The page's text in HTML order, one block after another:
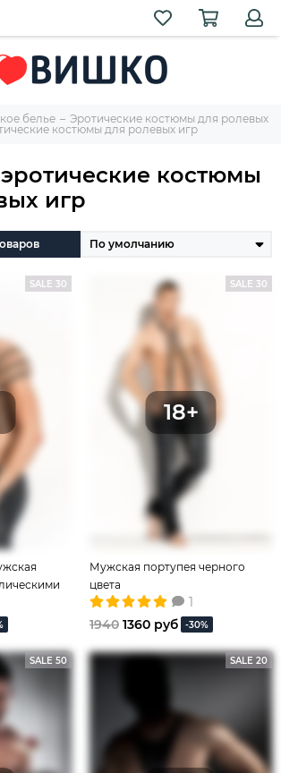
белье
Эротические костюмы для ролевых
костюмы для ролевых игр
костюмы
игр
SALE 30 SALE 30
Мужская портупея черного
цвета
1
1940 1360 руб -30%
SALE 50 SALE 20